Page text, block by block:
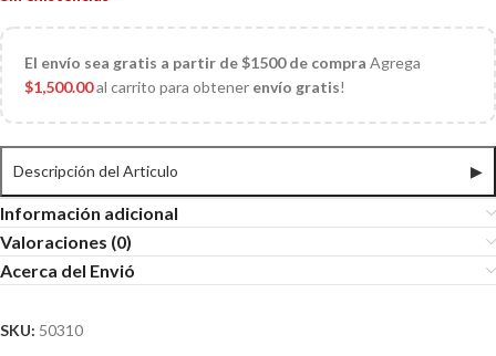
El envío sea gratis a partir de $1500 de compra Agrega
$1,500.00al carrito para obtener envío gratis!
Descripción del Articulo ▶
Información adicional
Valoraciones (0)
Acerca del Envió
SKU: 50310